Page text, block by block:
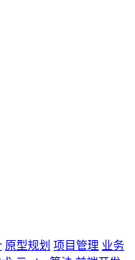
原型规划 项目管理 业务